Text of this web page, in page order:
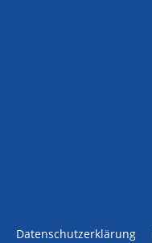
Datenschutzerklärung